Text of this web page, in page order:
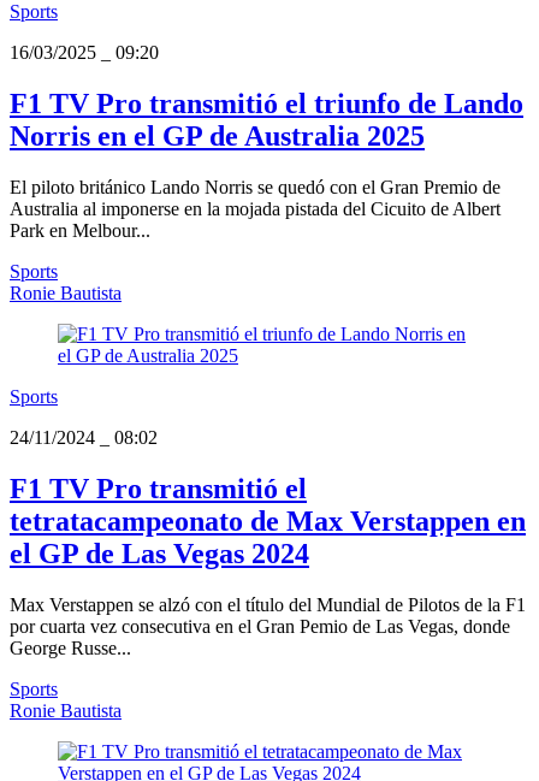
Sports
16/03/2025
09:20
F1 TV Pro transmitió el triunfo de Lando
Norris en el GP de Australia 2025
El piloto británico Lando Norris se quedó con el Gran Premio de
Australia al imponerse en la mojada pistada del Cicuito de Albert
Park en Melbour...
Sports
Ronie Bautista
Sports
24/11/2024
08:02
F1 TV Pro transmitió el
tetratacampeonato de Max Verstappen en
el GP de Las Vegas 2024
Max Verstappen se alzó con el título del Mundial de Pilotos de la F1
por cuarta vez consecutiva en el Gran Pemio de Las Vegas, donde
George Russe...
Sports
Ronie Bautista